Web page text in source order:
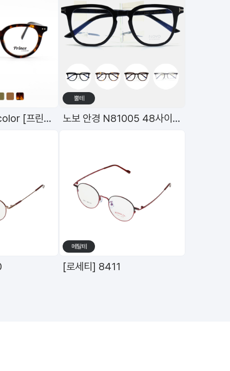
원형뿔테(48)6color [프린스]98597
뿔테
노보 안경 N81005 48사이즈 고품격 TR 안경
메탈테
[로세티] 8411